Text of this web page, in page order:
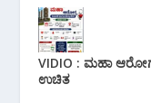
VIDIO : ಮಹಾ
ಉಚಿತ